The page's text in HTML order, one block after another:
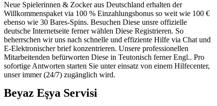
Neue Spielerinnen & Zocker aus Deutschland erhalten der
Willkommenspaket via 100 % Einzahlungsbonus so weit wie 100 €
ebenso wie 30 Bares-Spins. Besuchen Diese unsre offizielle
deutsche Internetseite ferner wählen Diese Registrieren. So
beherrschen wir uns nach schnelle und effiziente Hilfe via Chat und
E-Elektronischer brief konzentrieren. Unsere professionellen
Mitarbeitenden befürworten Diese in Teutonisch ferner Engl.. Pro
sofortige Antworten starten Sie unter einsatz von einem Hilfecenter,
unser immer (24/7) zugänglich wird.
Beyaz Eşya Servisi